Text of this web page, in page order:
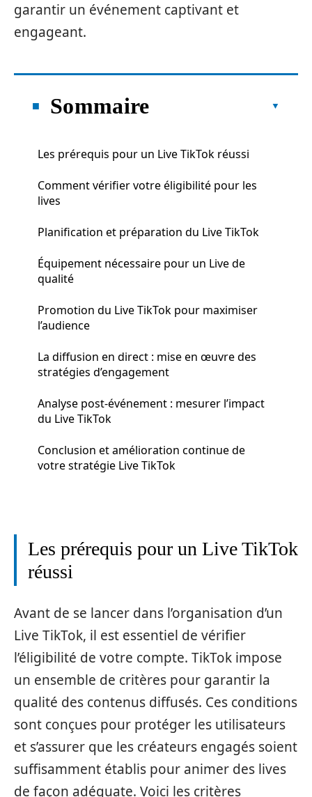
garantir un événement captivant et
engageant.
Sommaire
Les prérequis pour un Live TikTok réussi
Comment vérifier votre éligibilité pour les
lives
Planification et préparation du Live TikTok
Équipement nécessaire pour un Live de
qualité
Promotion du Live TikTok pour maximiser
l’audience
La diffusion en direct : mise en œuvre des
stratégies d’engagement
Analyse post-événement : mesurer l’impact
du Live TikTok
Conclusion et amélioration continue de
votre stratégie Live TikTok
Les prérequis pour un Live TikTok
réussi
Avant de se lancer dans l’organisation d’un
Live TikTok, il est essentiel de vérifier
l’éligibilité de votre compte. TikTok impose
un ensemble de critères pour garantir la
qualité des contenus diffusés. Ces conditions
sont conçues pour protéger les utilisateurs
et s’assurer que les créateurs engagés soient
suffisamment établis pour animer des lives
de façon adéquate. Voici les critères